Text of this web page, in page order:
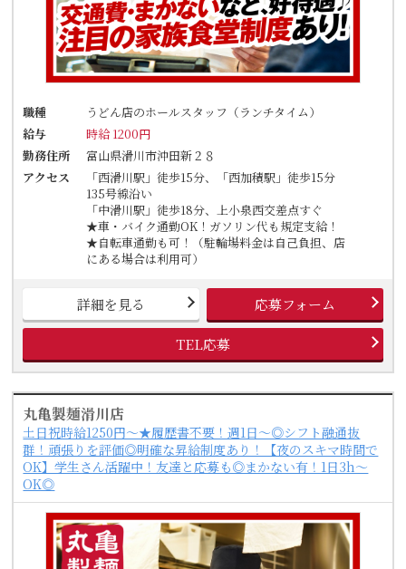
職種
うどん店のホールスタッフ（ランチタイム）
給与
時給 1200円
勤務住所
富山県滑川市沖田新２８
アクセス
「西滑川駅」徒歩15分、「西加積駅」徒歩15分
135号線沿い
「中滑川駅」徒歩18分、上小泉西交差点すぐ
★車・バイク通勤OK！ガソリン代も規定支給！
★自転車通勤も可！（駐輪場料金は自己負担、店
にある場合は利用可）
詳細を見る 応募フォーム
TEL応募
丸亀製麺滑川店
土日祝時給1250円～★履歴書不要！週1日～◎シフト融通抜
群！頑張りを評価◎明確な昇給制度あり！【夜のスキマ時間で
OK】学生さん活躍中！友達と応募も◎まかない有！1日3h～
OK◎